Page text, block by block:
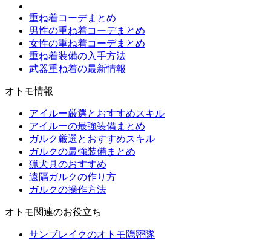
重ね着コーデまとめ
男性の重ね着コーデまとめ
女性の重ね着コーデまとめ
重ね着装備の入手方法
武器重ね着の最新情報
オトモ情報
アイルー厳選とおすすめスキル
アイルーの最強装備まとめ
ガルク厳選とおすすめスキル
ガルクの最強装備まとめ
猟犬具のおすすめ
遠隔ガルクの作り方
ガルクの操作方法
オトモ関連のお役立ち
サンブレイクのオトモ隠密隊